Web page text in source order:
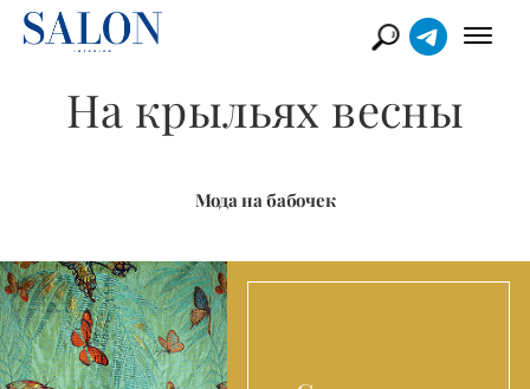
На крыльях весны
Мода на бабочек